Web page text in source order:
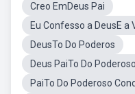
Creo EmDeus Pai
Eu Confesso a DeusE a
DeusTo Do Poderos
Deus PaiTo Do
PaiTo Do Poderoso